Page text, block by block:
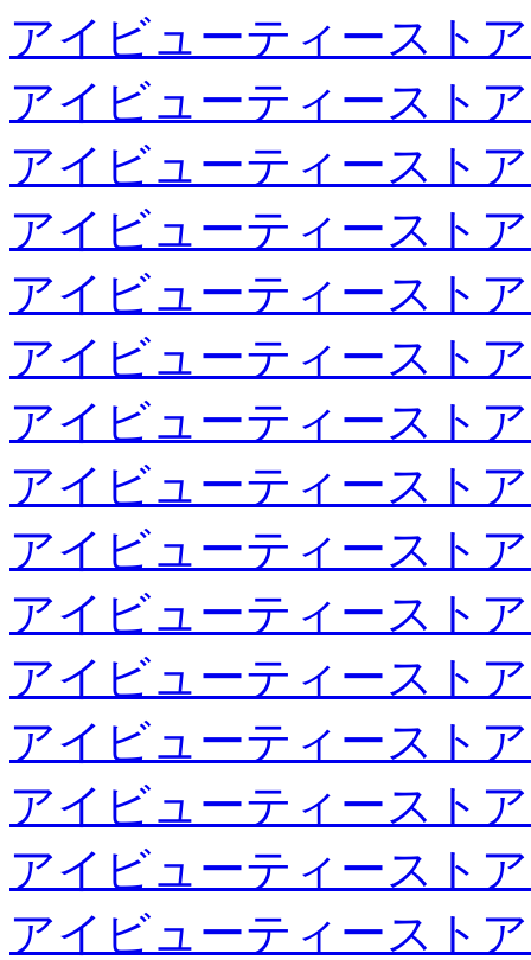
アイビューティースト
アイビューティースト
アイビューティースト
アイビューティースト
アイビューティースト
アイビューティースト
アイビューティースト
アイビューティースト
アイビューティースト
アイビューティースト
アイビューティースト
アイビューティースト
アイビューティースト
アイビューティースト
アイビューティースト